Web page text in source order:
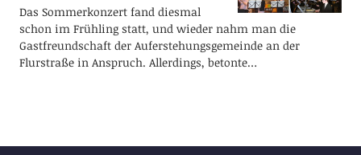
Das Sommerkonzert fand diesmal
schon im Frühling statt, und wieder nahm man die
Gastfreundschaft der Auferstehungsgemeinde an der
Flurstraße in Anspruch. Allerdings, betonte…